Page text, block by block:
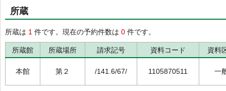
所蔵
所蔵は 1 件です。現在の予約件数は 0 件です。
所蔵館 所蔵場所 請求記号 資料コード 資料
本館 第２ /141.6/67/ 1105870511 一